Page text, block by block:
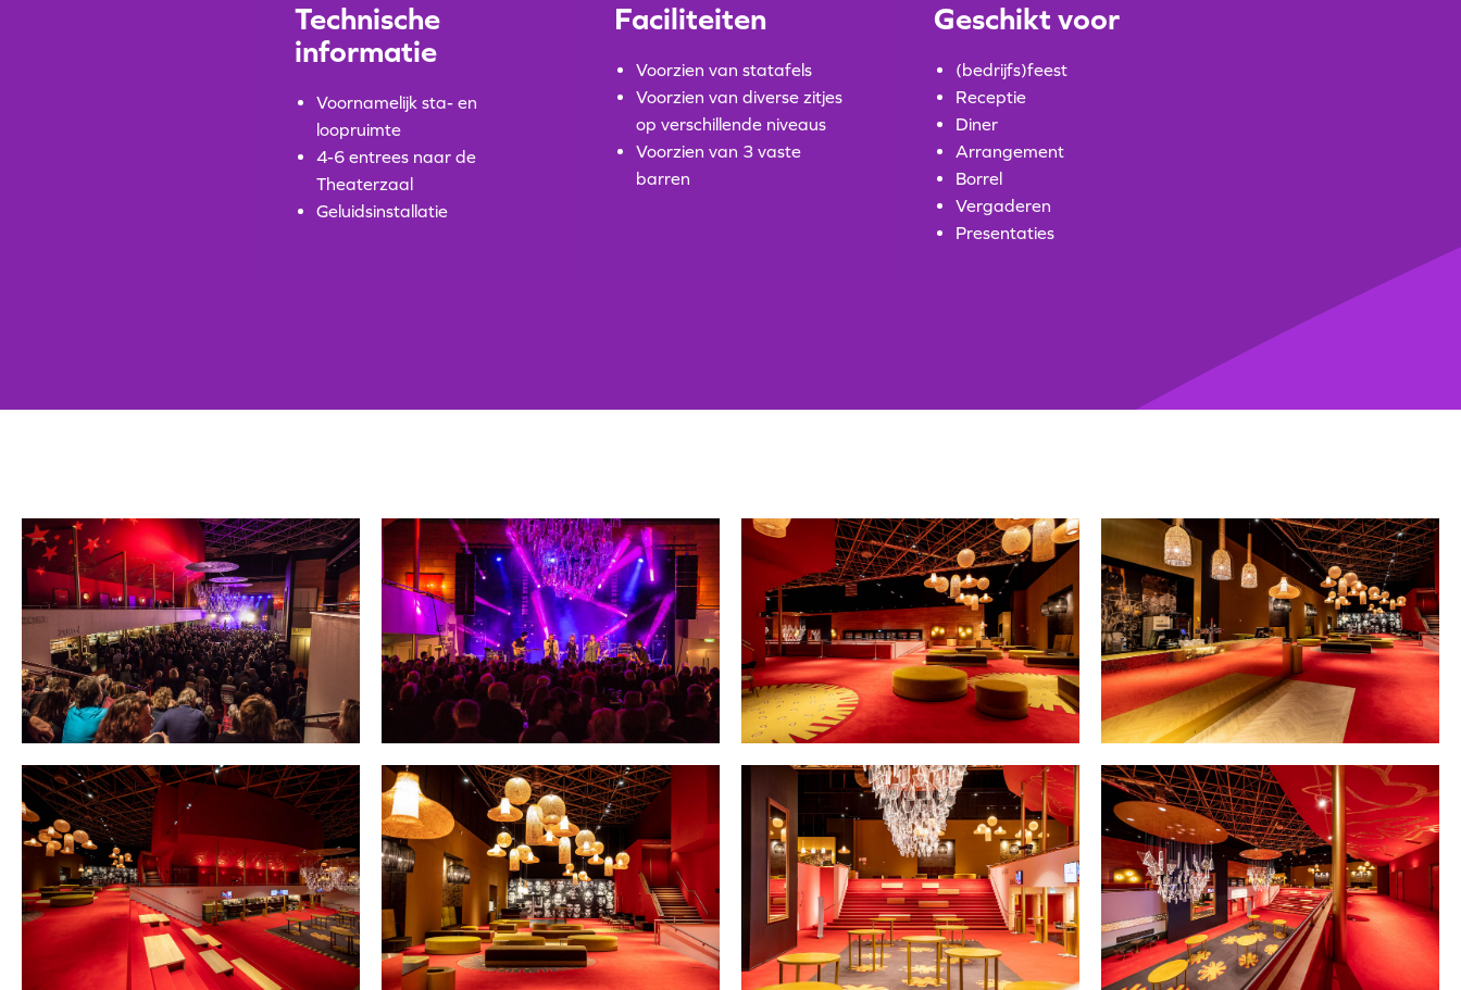
Technische
informatie
Voornamelijk sta- en
loopruimte
4-6 entrees naar de
Theaterzaal
Geluidsinstallatie
Faciliteiten
Voorzien van statafels
Voorzien van diverse zitjes
op verschillende niveaus
Voorzien van 3 vaste
barren
Geschikt voor
(bedrijfs)feest
Receptie
Diner
Arrangement
Borrel
Vergaderen
Presentaties